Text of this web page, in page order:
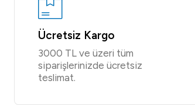
Ücretsiz Kargo
3000 TL ve üzeri tüm
siparişlerinizde ücretsiz
teslimat.